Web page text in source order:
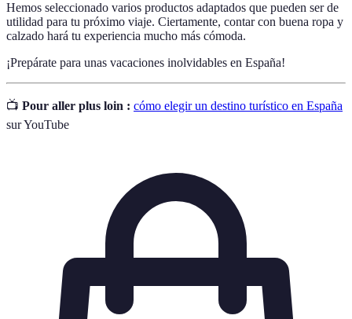
Hemos seleccionado varios productos adaptados que pueden ser de
utilidad para tu próximo viaje. Ciertamente, contar con buena ropa y
calzado hará tu experiencia mucho más cómoda.
¡Prepárate para unas vacaciones inolvidables en España!
📺 Pour aller plus loin : cómo elegir un destino turístico en España
sur YouTube